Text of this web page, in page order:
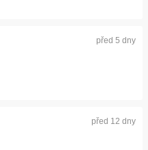
před 5 dny
před 12 dny